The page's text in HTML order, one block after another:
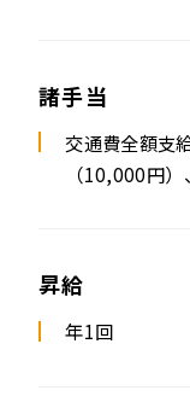
諸手当
交通費全額支
（10,000円
昇給
年1回